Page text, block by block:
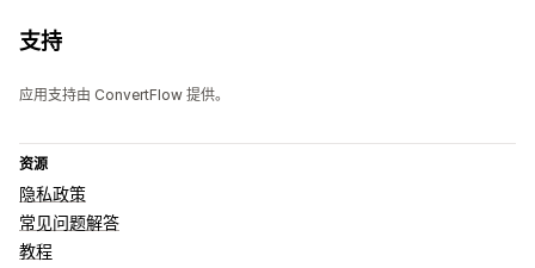
支持
应用支持由 ConvertFlow 提供。
资源
隐私政策
常见问题解答
教程